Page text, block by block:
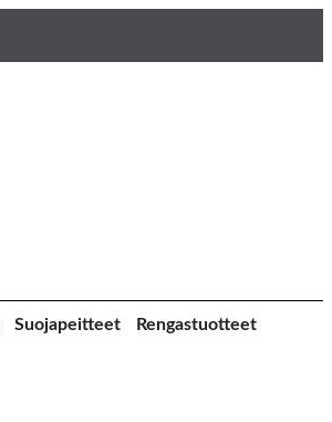
Suojapeitteet Rengastuotteet